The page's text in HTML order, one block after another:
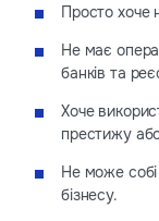
Просто хоче
Не має
банків та
Хоче
престижу
Не може собі
бізнесу.